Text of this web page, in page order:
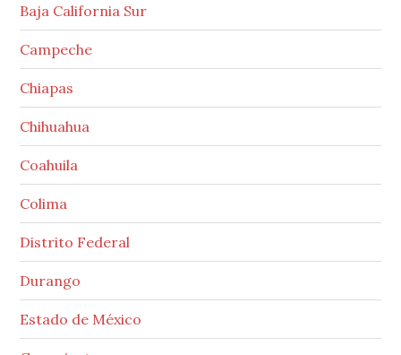
Baja California Sur
Campeche
Chiapas
Chihuahua
Coahuila
Colima
Distrito Federal
Durango
Estado de México